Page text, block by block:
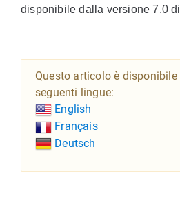
disponibile dalla versione 7.0
Questo articolo è disponibile
seguenti lingue:
English
Français
Deutsch